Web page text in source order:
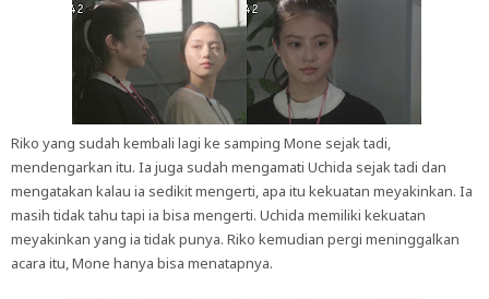
Riko yang sudah kembali lagi ke samping Mone sejak tadi,
mendengarkan itu. Ia juga sudah mengamati Uchida sejak tadi dan
mengatakan kalau ia sedikit mengerti, apa itu kekuatan meyakinkan. Ia
masih tidak tahu tapi ia bisa mengerti. Uchida memiliki kekuatan
meyakinkan yang ia tidak punya. Riko kemudian pergi meninggalkan
acara itu, Mone hanya bisa menatapnya.